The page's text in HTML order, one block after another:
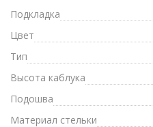
Подкладка
Цвет
Тип
Высота каблука
Подошва
Материал стельки